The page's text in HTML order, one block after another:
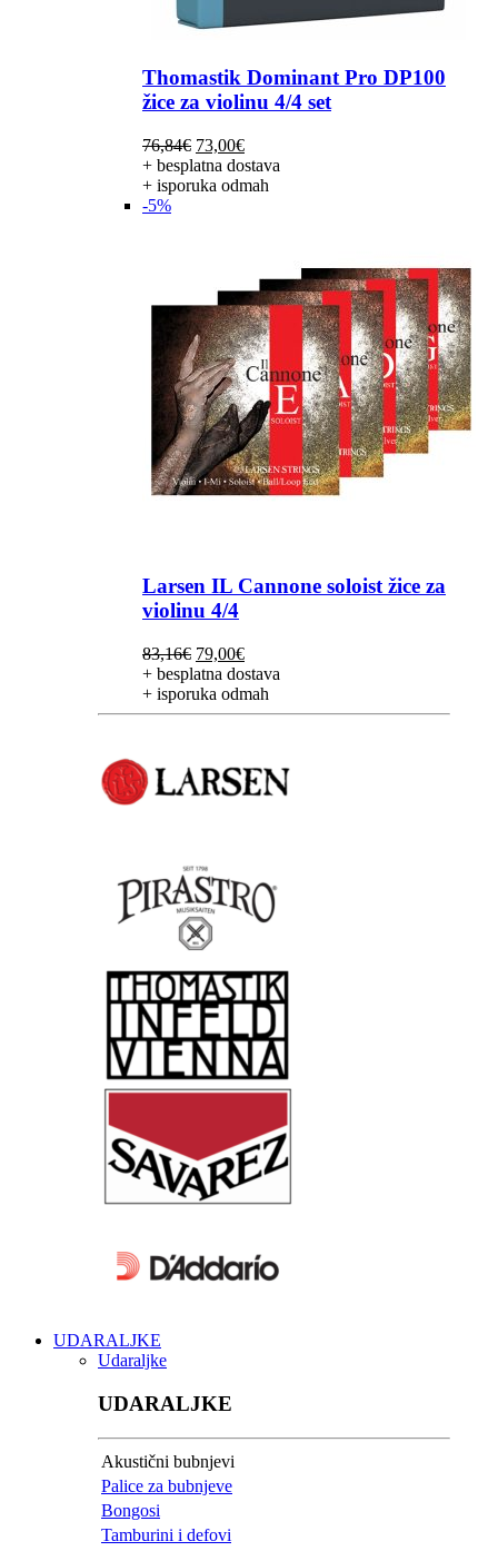
Thomastik Dominant Pro DP100
žice za violinu 4/4 set
76,84€ Izvorna
cijena
bila
73,00€Trenutna
cijena
je:
+ besplatna dostava
+ isporuka odmah
-5%
Larsen IL Cannone soloist žice za
violinu 4/4
83,16€ Izvorna
cijena
bila
je:
79,00€Trenutna
cijena
je:
79,00€.
+ besplatna dostava
+ isporuka odmah
UDARALJKE
Udaraljke
UDARALJKE
Akustični bubnjevi
Palice za bubnjeve
Bongosi
Tamburini i defovi